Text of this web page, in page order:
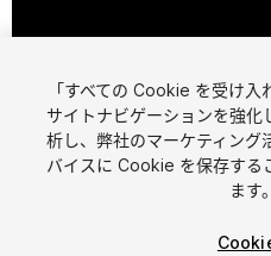
クッキ
1/
「すべての Cookie を受け入
サイトナビゲーションを強
析し、弊社のマーケティング
バイスに Cookie を保存する
ます。